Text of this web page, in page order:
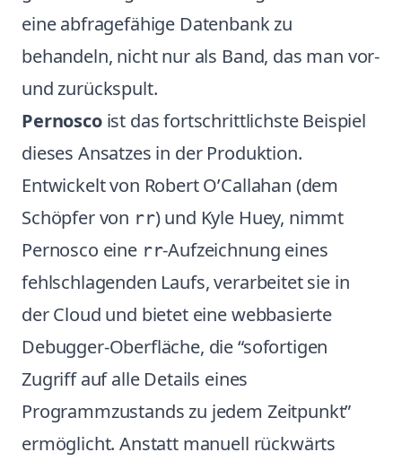
eine abfragefähige Datenbank zu
behandeln, nicht nur als Band, das man vor-
und zurückspult.
Pernoscoist das fortschrittlichste Beispiel
dieses Ansatzes in der Produktion.
Entwickelt von Robert O’Callahan (dem
Schöpfer von rr) und Kyle Huey, nimmt
Pernosco eine rr-Aufzeichnung eines
fehlschlagenden Laufs, verarbeitet sie in
der Cloud und bietet eine webbasierte
Debugger-Oberfläche, die “sofortigen
Zugriff auf alle Details eines
Programmzustands zu jedem Zeitpunkt”
ermöglicht. Anstatt manuell rückwärts